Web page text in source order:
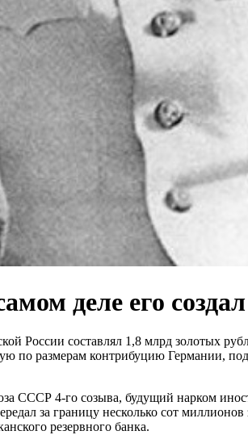
деле его
России составлял 1,8 млрд золотых
по размерам контрибуцию Германии,
СССР 4-го созыва, будущий нарком
за границу несколько сот
резервного банка.